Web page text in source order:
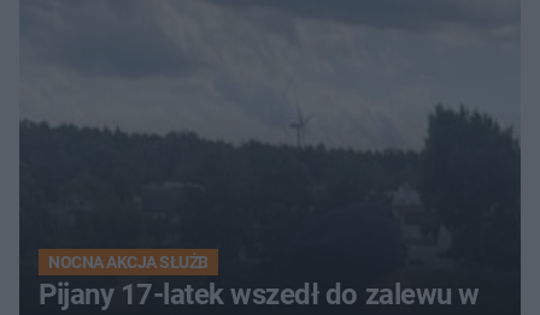
NOCNA AKCJA SŁUŻB
Pijany 17-latek wszedł do zalewu w